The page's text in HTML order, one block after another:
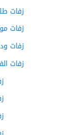
زفات
زفات
زفات
زفات